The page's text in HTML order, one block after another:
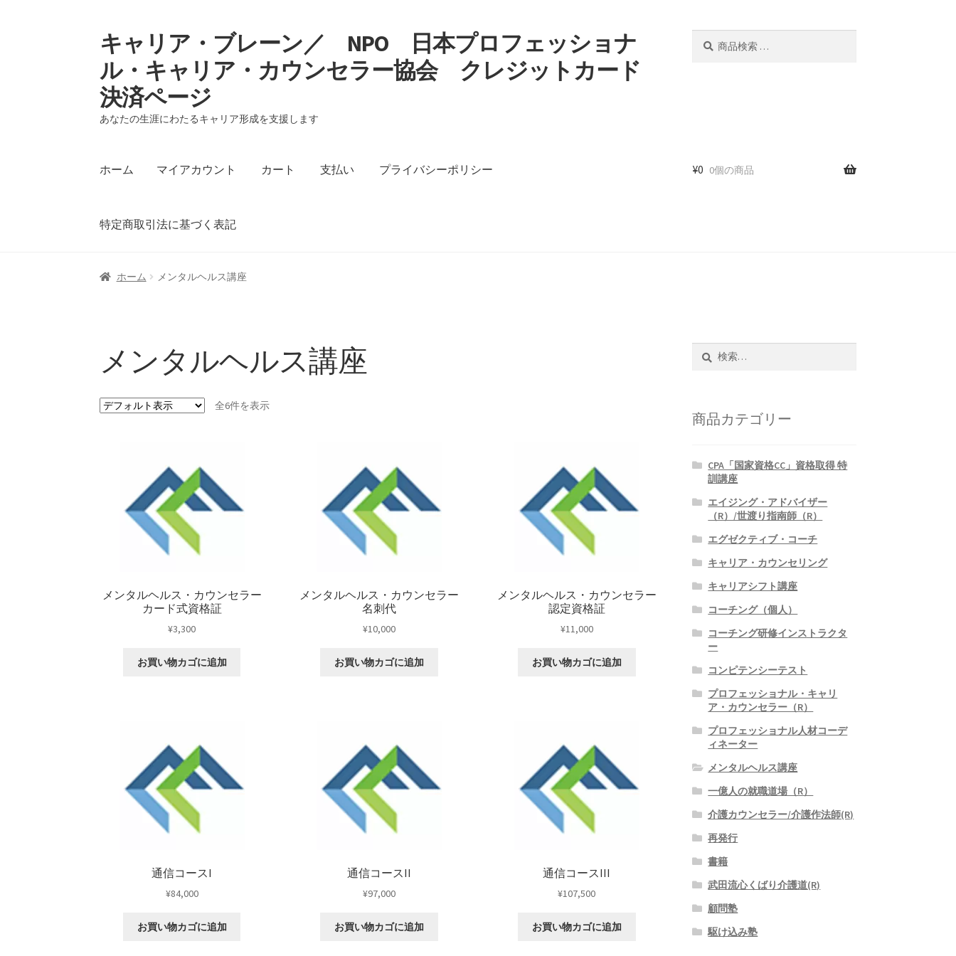
ナ
ビ
ゲ
ー
シ
ョ
ス
プ
コ
ン
テ
ン
ツ
へ
ッ
キャリア・ブレーン／ NPO 日本プロフェッショナ
ル・キャリア・カウンセラー協会 クレジットカード
決済ページ
あなたの生涯にわたるキャリア形成を支援します
ホーム マイアカウント カート 支払い プライバシーポリシー
特定商取引法に基づく表記
ホーム マイアカウント カート
¥0 0個の商品
ホーム メンタルヘルス講座
メンタルヘルス講座
全6件を表示
メンタルヘルス・カウンセラー
カード式資格証
¥3,300
お買い物カゴに追加
メンタルヘルス・カウンセラー
名刺代
¥10,000
お買い物カゴに追加
メンタルヘルス・カウンセラー
認定資格証
¥11,000
お買い物カゴに追加
通信コースI
¥84,000
お買い物カゴに追加
通信コースII
¥97,000
お買い物カゴに追加
通信コースIII
¥107,500
お買い物カゴに追加
商品カテゴリー
CPA「国家資格CC」資格取得 特
訓講座
エイジング・アドバイザー
（R）/世渡り指南師（R）
エグゼクティブ・コーチ
キャリア・カウンセリング
キャリアシフト講座
コーチング（個人）
コーチング研修インストラクタ
ー
コンピテンシーテスト
プロフェッショナル・キャリ
ア・カウンセラー（R）
プロフェッショナル人材コーデ
ィネーター
メンタルヘルス講座
一億人の就職道場（R）
介護カウンセラー/介護作法師(R)
再発行
書籍
武田流心くばり介護道(R)
顧問塾
駆け込み塾